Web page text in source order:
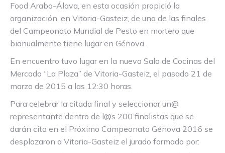
Food Araba-Álava, en esta ocasión propició la
organización, en Vitoria-Gasteiz, de una de las finales
del Campeonato Mundial de Pesto en mortero que
bianualmente tiene lugar en Génova.
En encuentro tuvo lugar en la nueva Sala de Cocinas del
Mercado “La Plaza” de Vitoria-Gasteiz, el pasado 21 de
marzo de 2015 a las 12:30 horas.
Para celebrar la citada final y seleccionar un@
representante dentro de l@s 200 finalistas que se
darán cita en el Próximo Campeonato Génova 2016 se
desplazaron a Vitoria-Gasteiz el jurado formado por: